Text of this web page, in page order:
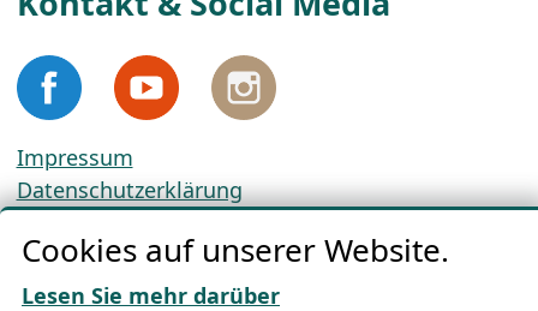
Impressum
Datenschutzerklärung
AGBs
Download „Nordic Tango“
Cookies auf unserer Website.
Lesen Sie mehr darüber